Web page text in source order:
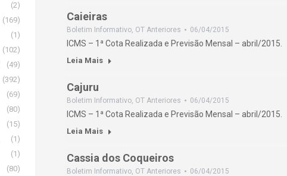
Caieiras
Boletim Informativo, OT Anteriores 06/04/2015
ICMS – 1ª Cota Realizada e Previsão Mensal – abril/2015.
Leia Mais
Cajuru
Boletim Informativo, OT Anteriores 06/04/2015
ICMS – 1ª Cota Realizada e Previsão Mensal – abril/2015.
Leia Mais
Cassia dos Coqueiros
Boletim Informativo, OT Anteriores 06/04/2015
(2)
(169)
(1)
(102)
(49)
(392)
(69)
(80)
(15)
(1)
(1)
(80)